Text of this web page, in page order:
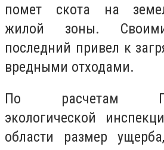
помет скота на
жилой зоны.
последний привел к
вредными отходами.
По расчетам
экологической
области размер